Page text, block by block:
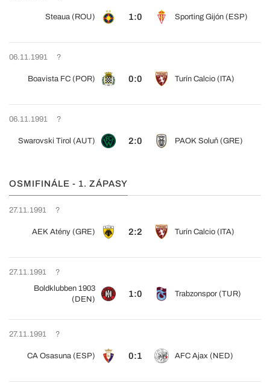
Steaua (ROU) 1:0 Sporting Gijón (ESP)
06.11.1991 ?
Boavista FC (POR) 0:0 Turín Calcio (ITA)
06.11.1991 ?
Swarovski Tirol (AUT) 2:0 PAOK Soluň (GRE)
OSMIFINÁLE - 1. ZÁPASY
27.11.1991 ?
AEK Atény (GRE) 2:2 Turín Calcio (ITA)
27.11.1991
?
Boldklubben 1903
(DEN)
1:0 Trabzonspor (TUR)
27.11.1991 ?
CA Osasuna (ESP) 0:1 AFC Ajax (NED)